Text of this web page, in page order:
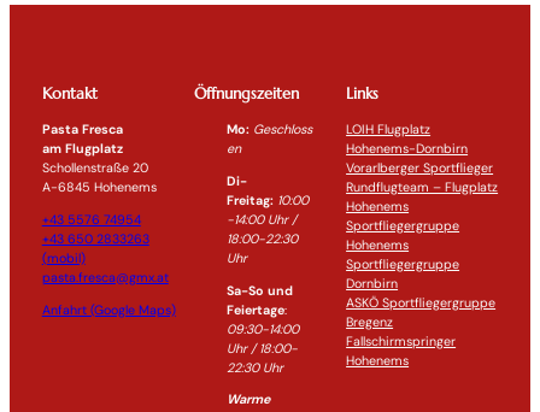
Kontakt
Pasta Fresca
am Flugplatz
Schollenstraße 20
A-6845 Hohenems
+43 5576 74954
+43 650 2833263
(mobil)
pasta.fresca@gmx.at
Anfahrt (Google Maps)
Öffnungszeiten
Mo: Geschloss
en
Di-
Freitag: 10:00
-14:00 Uhr /
18:00-22:30
Uhr
Sa-So und
Feiertage:
09:30-14:00
Uhr / 18:00-
22:30Uhr
Warme
Links
LOIH Flugplatz
Hohenems-Dornbirn
Vorarlberger Sportflieger
Rundflugteam – Flugplatz
Hohenems
Sportfliegergruppe
Hohenems
Sportfliegergruppe
Dornbirn
ASKÖ Sportfliegergruppe
Bregenz
Fallschirmspringer
Hohenems